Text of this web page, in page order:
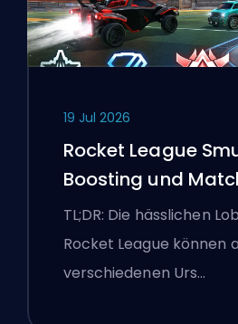
19 Jul 2026
Rocket League
Boosting und
Erklärt
TL;DR: Die hässlichen
Rocket League können
verschiedenen Urs…